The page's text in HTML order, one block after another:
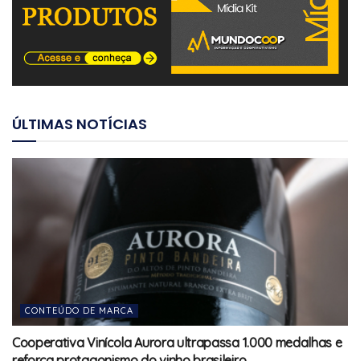
ÚLTIMAS NOTÍCIAS
CONTEÚDO DE MARCA
Cooperativa Vinícola Aurora ultrapassa 1.000 medalhas e